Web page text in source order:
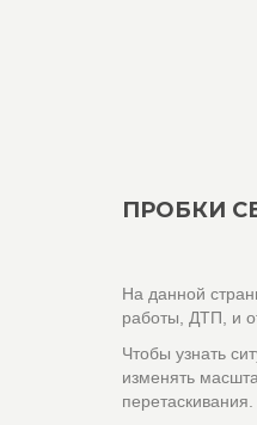
ПРОБКИ
На данной
работы, ДТП, и
Чтобы узнать
изменять
перетаскивания.